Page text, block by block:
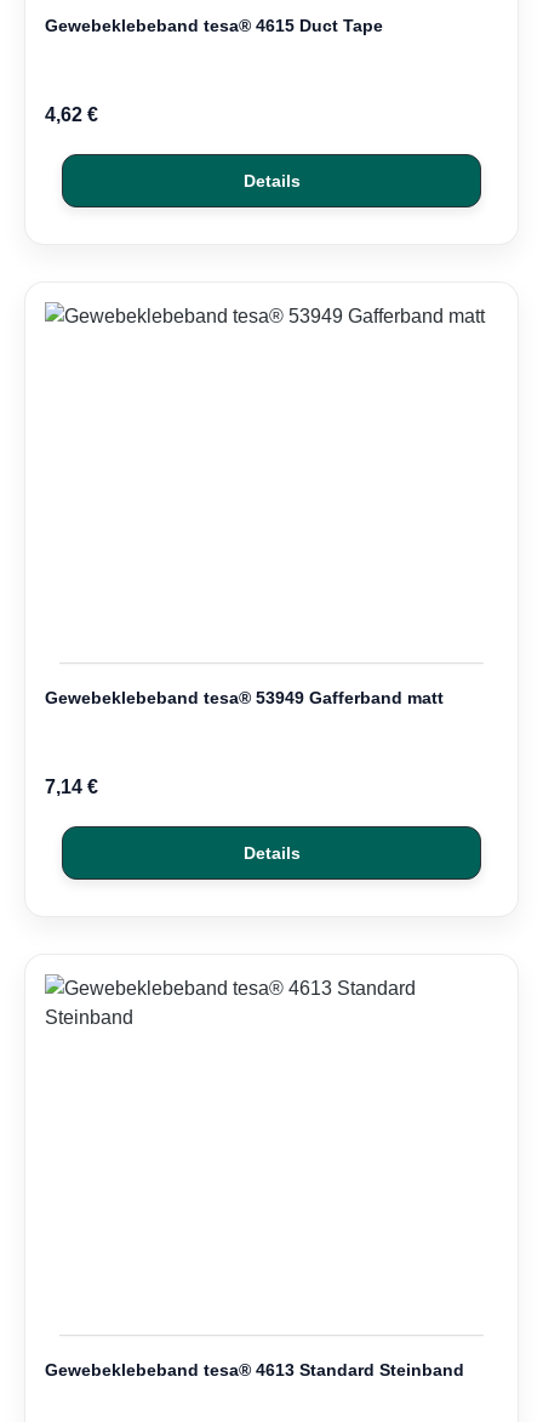
Gewebeklebeband tesa® 4615 Duct Tape
4,62 €
Details
Gewebeklebeband tesa® 53949 Gafferband matt
7,14 €
Details
Gewebeklebeband tesa® 4613 Standard Steinband